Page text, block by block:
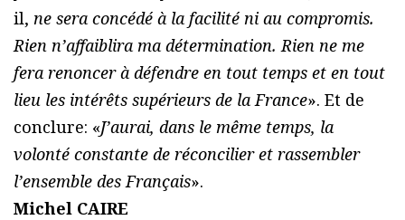
il, ne sera concédé à la facilité ni au compromis.
Rien n’affaiblira ma détermination. Rien ne me
fera renoncer à défendre en tout temps et en tout
lieu les intérêts supérieurs de la France». Et de
conclure: «J’aurai, dans le même temps, la
volonté constante de réconcilier et rassembler
l’ensemble des Français».
Michel CAIRE